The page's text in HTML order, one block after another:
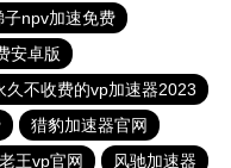
子npv加速免费
安卓版
久不收费的vp加速器2023
猎豹加速器官网
老王vp官网 风驰加速器